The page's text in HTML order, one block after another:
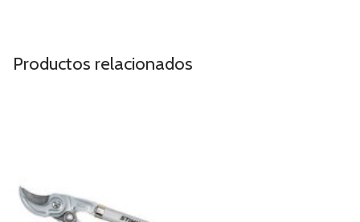
Productos relacionados